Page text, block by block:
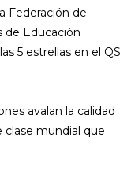
Federación de
de Educación
5 estrellas en el QS
avalan la calidad
clase mundial que